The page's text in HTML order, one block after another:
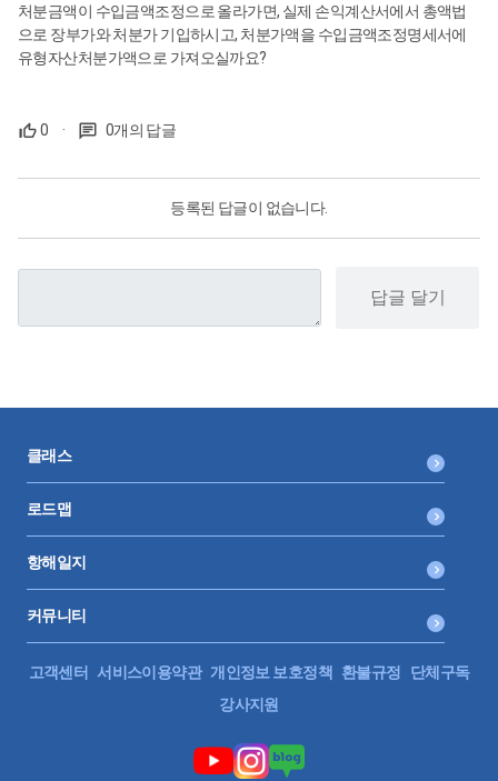
처분금액이 수입금액조정으로 올라가면, 실제 손익계산서에서 총액법
으로 장부가와 처분가 기입하시고, 처분가액을 수입금액조정명세서에
유형자산처분가액으로 가져오실까요?
0 · 0개의 답글
등록된 답글이 없습니다.
답글 달기
클래스
로드맵
항해일지
커뮤니티
고객센터 서비스이용약관 개인정보 보호정책 환불규정
단체구독
강사지원